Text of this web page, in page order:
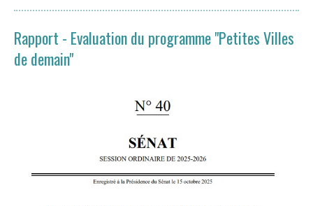
Rapport - Evaluation du programme "Petites Villes
de demain"